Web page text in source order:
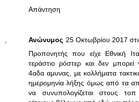
Απάντηση
Ανώνυμος 25 Οκτωβρίου 2017
Προπονητής που είχε Εθνική
τεράστιο ρόστερ και δεν
4αδα αμυνας, με κολλήματα
ημερομηνία λήξης όμως από τα
να συνυπολογίζεται στους τοπ